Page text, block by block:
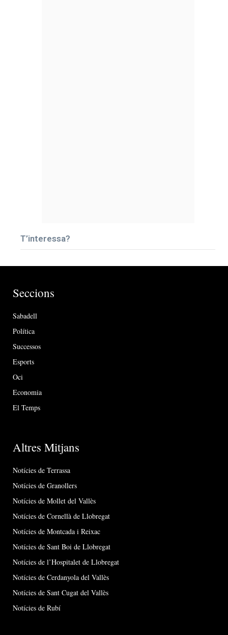
T’interessa?
Seccions
Sabadell
Política
Successos
Esports
Oci
Economia
El Temps
Altres Mitjans
Notícies de Terrassa
Notícies de Granollers
Notícies de Mollet del Vallès
Notícies de Cornellà de Llobregat
Notícies de Montcada i Reixac
Notícies de Sant Boi de Llobregat
Notícies de l’Hospitalet de Llobregat
Notícies de Cerdanyola del Vallès
Notícies de Sant Cugat del Vallès
Notícies de Rubí